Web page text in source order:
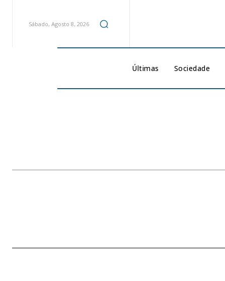
Sábado, Agosto 8, 2026
Últimas Sociedade